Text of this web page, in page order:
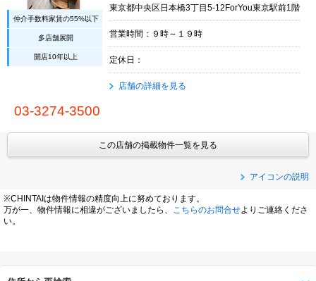
仲介手数料家賃の55%以下
多店舗展開
開店10年以上
東京都中央区日本橋3丁目5-12ForYou東京駅前1階
営業時間：９時～１９時
定休日：
店舗の詳細を見る
03-3274-3500
この店舗の掲載物件一覧を見る
アイコンの説明
※CHINTAIは物件情報の精度向上に努めております。
万が一、物件情報に相違がございましたら、
こちらのお問合せよりご連絡くださ
い。